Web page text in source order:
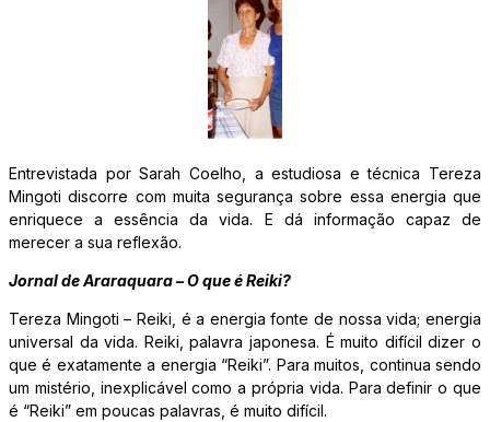
Entrevistada por Sarah Coelho, a estudiosa e técnica Tereza
Mingoti discorre com muita segurança sobre essa energia que
enriquece a essência da vida. E dá informação capaz de
merecer a sua reflexão.
Jornal de Araraquara – O que é Reiki?
Tereza Mingoti – Reiki, é a energia fonte de nossa vida; energia
universal da vida. Reiki, palavra japonesa. É muito difícil dizer o
que é exatamente a energia “Reiki”. Para muitos, continua sendo
um mistério, inexplicável como a própria vida. Para definir o que
é “Reiki” em poucas palavras, é muito difícil.